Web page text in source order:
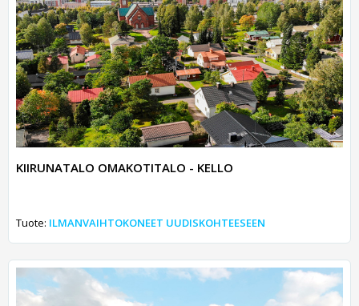
KIIRUNATALO OMAKOTITALO - KELLO
Tuote: ILMANVAIHTOKONEET UUDISKOHTEESEEN